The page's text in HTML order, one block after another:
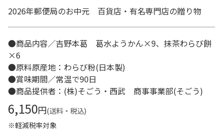
2026年郵便局のお中元 百貨店・有名専門店の贈り物
●商品内容／吉野本葛 葛水ようかん×9、抹茶わらび餅
×6
●原料原産地：わらび粉(日本製)
●賞味期間／常温で90日
●商品提供者：(株)そごう・西武 商事事業部(そごう)
6,150円(送料・税込)
※軽減税率対象